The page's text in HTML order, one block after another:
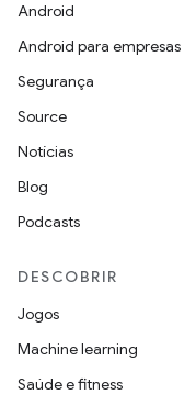
Android
Android para empresas
Segurança
Source
Notícias
Blog
Podcasts
DESCOBRIR
Jogos
Machine learning
Saúde e fitness